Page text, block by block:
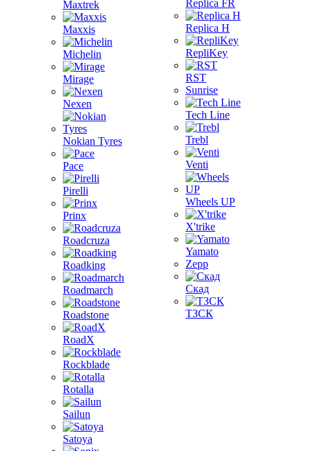
Maxtrek
Maxxis
Michelin
Mirage
Nexen
Nokian Tyres
Pace
Pirelli
Prinx
Roadcruza
Roadking
Roadmarch
Roadstone
RoadX
Rockblade
Rotalla
Sailun
Satoya
Replica FR
Replica H
RepliKey
RST
Sunrise
Tech Line
Trebl
Venti
Wheels UP
X'trike
Yamato
Zepp
Скад
ТЗСК